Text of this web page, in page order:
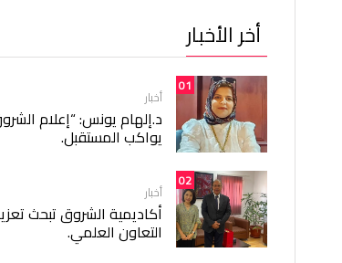
أخر الأخبار
01
أخبار
د.إلهام يونس: “إعلام
يواكب المستقبل.
02
أخبار
أكاديمية الشروق تبحث
التعاون العلمي.